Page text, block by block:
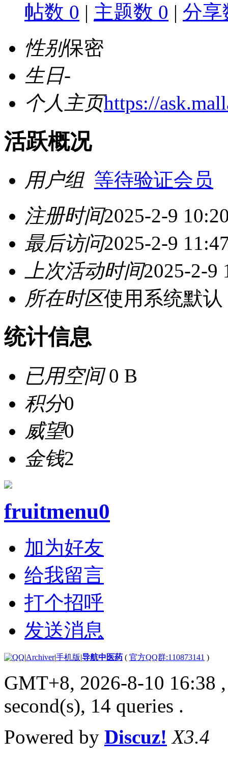
帖数 0 | 主题数 0 | 分享
性别保密
生日-
个人主页https://
活跃概况
用户组 等待验证会员
注册时间2025-2-9
最后访问2025-2-9
上次活动时间2025-2-9
所在时区使用系统默认
统计信息
已用空间0 B
积分0
威望0
金钱2
fruitmenu0
加为好友
给我留言
打个招呼
发送消息
|Archiver|手机版|导航中医药 ( 官方QQ群:110873141 )
GMT+8, 2026-8-10 16:38
second(s), 14 queries .
Powered by Discuz! X3.4